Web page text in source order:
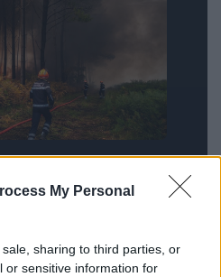
My Personal
sharing to third parties, or
or sensitive information for
για φωτιές από